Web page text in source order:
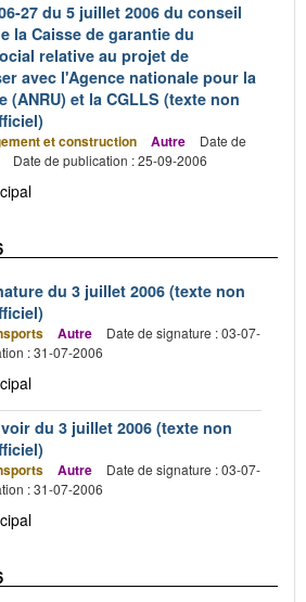
27 du 5 juillet 2006 du conseil
la Caisse de garantie du
relative au projet de
avec l'Agence nationale pour la
(ANRU) et la CGLLS (texte non
et construction Autre
Date de
Date de publication : 25-09-2006
du 3 juillet 2006 (texte non
Autre
Date de signature : 03-07-
: 31-07-2006
du 3 juillet 2006 (texte non
Autre
Date de signature : 03-07-
: 31-07-2006